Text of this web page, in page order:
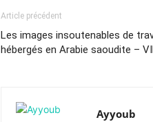
Article précédent
Les images insoutenables de
hébergés en Arabie saoudite –
Ayyoub